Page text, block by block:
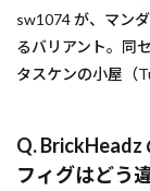
sw1074 が、マン
るバリアント。同
タスケンの小屋（
Q. BrickHeadz
フィグはどう